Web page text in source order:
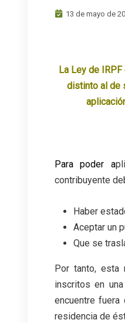
13 de mayo de
La Ley de
distinto al de
Para poder a
contribuyente
Haber
Aceptar un
Que se
Por tanto, esta
inscritos en
encuentre
residencia de